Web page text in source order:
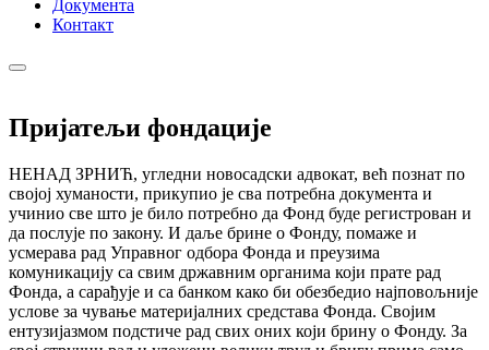
Документа
Контакт
Пријатељи фондације
НЕНАД ЗРНИЋ, угледни новосадски адвокат, већ познат по
својој хуманости, прикупио је сва потребна документа и
учинио све што је било потребно да Фонд буде регистрован и
да послује по закону. И даље брине о Фонду, помаже и
усмерава рад Управног одбора Фонда и преузима
комуникацију са свим државним органима који прате рад
Фонда, а сарађује и са банком како би обезбедио најповољније
услове за чување материјалних средстава Фонда. Својим
ентузијазмом подстиче рад свих оних који брину о Фонду. За